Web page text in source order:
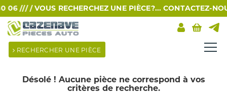
06 /// / VOUS RECHERCHEZ UNE PIÈCE?... CONTACTEZ-
RECHERCHER UNE PIÈCE
Désolé ! Aucune pièce ne correspond à vos
critères de recherche.